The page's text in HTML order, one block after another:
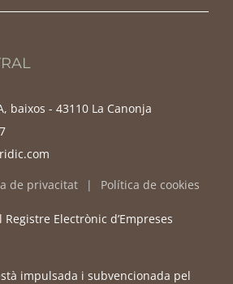
baixos - 43110 La Canonja
de privacitat Política de cookies
Electrònic d’Empreses
impulsada i subvencionada pel